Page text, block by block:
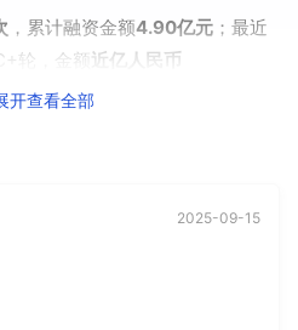
，累计融资金额4.90亿元 ；最近
轮，金额 近亿人民币
：
），投资方：浙江
额：未披露），投资方：浙江省
开查看全部
2025-09-15